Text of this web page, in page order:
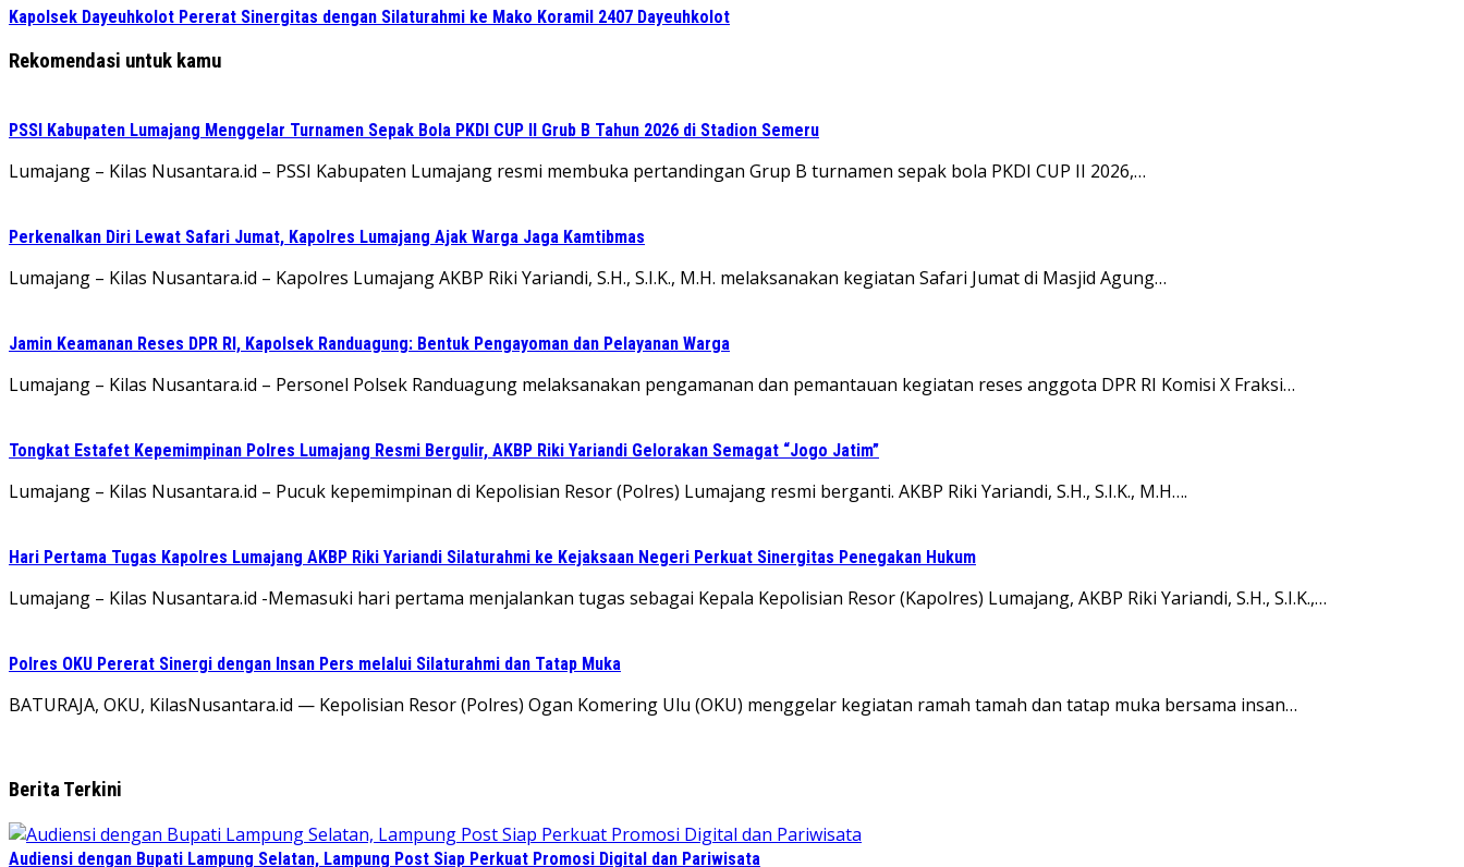
Kapolsek Dayeuhkolot Pererat Sinergitas dengan Silaturahmi ke Mako Koramil 2407 Dayeuhkolot
Rekomendasi untuk kamu
PSSI Kabupaten Lumajang Menggelar Turnamen Sepak Bola PKDI CUP II Grub B Tahun 2026 di Stadion Semeru
Lumajang – Kilas Nusantara.id – PSSI Kabupaten Lumajang resmi membuka pertandingan Grup B turnamen sepak bola PKDI CUP II 2026,…
Perkenalkan Diri Lewat Safari Jumat, Kapolres Lumajang Ajak Warga Jaga Kamtibmas
Lumajang – Kilas Nusantara.id – Kapolres Lumajang AKBP Riki Yariandi, S.H., S.I.K., M.H. melaksanakan kegiatan Safari Jumat di Masjid Agung…
Jamin Keamanan Reses DPR RI, Kapolsek Randuagung: Bentuk Pengayoman dan Pelayanan Warga
Lumajang – Kilas Nusantara.id – Personel Polsek Randuagung melaksanakan pengamanan dan pemantauan kegiatan reses anggota DPR RI Komisi X Fraksi…
Tongkat Estafet Kepemimpinan Polres Lumajang Resmi Bergulir, AKBP Riki Yariandi Gelorakan Semagat “Jogo Jatim”
Lumajang – Kilas Nusantara.id – Pucuk kepemimpinan di Kepolisian Resor (Polres) Lumajang resmi berganti. AKBP Riki Yariandi, S.H., S.I.K., M.H….
Hari Pertama Tugas Kapolres Lumajang AKBP Riki Yariandi Silaturahmi ke Kejaksaan Negeri Perkuat Sinergitas Penegakan Hukum
Lumajang – Kilas Nusantara.id -Memasuki hari pertama menjalankan tugas sebagai Kepala Kepolisian Resor (Kapolres) Lumajang, AKBP Riki Yariandi, S.H., S.I.K.,…
Polres OKU Pererat Sinergi dengan Insan Pers melalui Silaturahmi dan Tatap Muka
BATURAJA, OKU, KilasNusantara.id — Kepolisian Resor (Polres) Ogan Komering Ulu (OKU) menggelar kegiatan ramah tamah dan tatap muka bersama insan…
Berita Terkini
Audiensi dengan Bupati Lampung Selatan, Lampung Post Siap Perkuat Promosi Digital dan Pariwisata